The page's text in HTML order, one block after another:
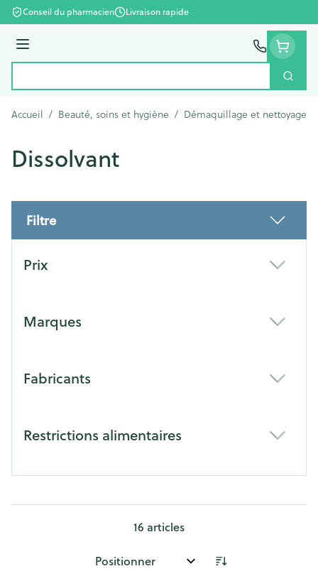
Aller au contenu
Conseil du pharmacien Livraison rapide
Menu
Accueil / Beauté, soins et hygiène / Démaquillage et nettoyage
Dissolvant
Filtre
Prix
Marques
Fabricants
Restrictions alimentaires
16 articles
Trier par: